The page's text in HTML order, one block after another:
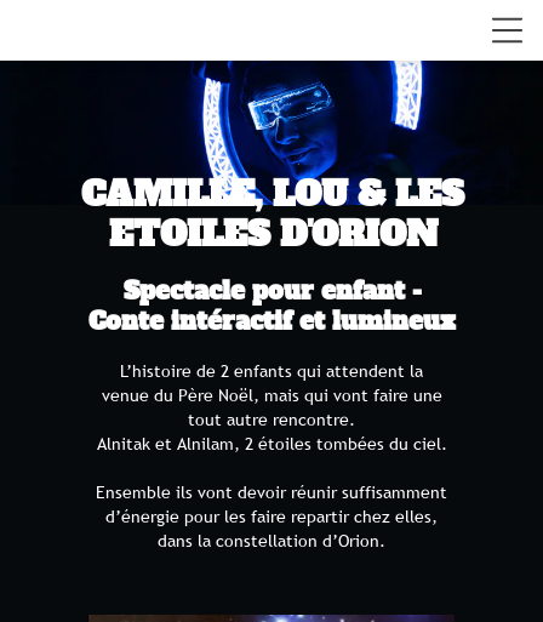
CAMILLE, LOU & LES
ETOILES D'ORION
Spectacle pour enfant -
Conte intéractif et lumineux
L’histoire de 2 enfants qui attendent la
venue du Père Noël, mais qui vont faire une
tout autre rencontre.
Alnitak et Alnilam, 2 étoiles tombées du ciel.
Ensemble ils vont devoir réunir suffisamment
d’énergie pour les faire repartir chez elles,
dans la constellation d’Orion.